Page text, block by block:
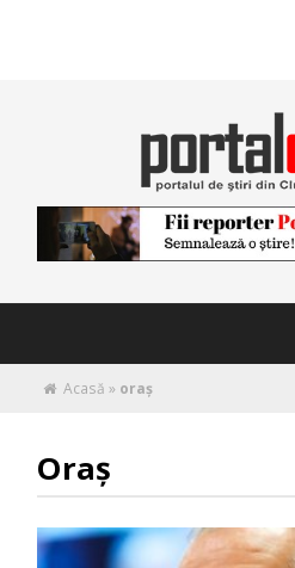
Acasă » oraș
Oraș